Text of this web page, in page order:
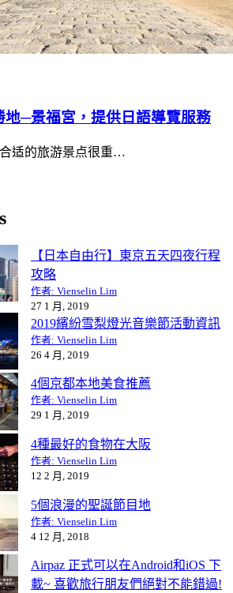
地─景福宮，提供日語導覽服務
适的旅游景点很重…
【日本自由行】東京五天四夜行程
攻略
作者: Vienselin Lim
27 1 月, 2019
2019繽紛雪梨燈光音樂節活動資訊
作者: Vienselin Lim
26 4 月, 2019
4個京都本地美食推薦
作者: Vienselin Lim
29 1 月, 2019
4種最好的食物在大阪
作者: Vienselin Lim
12 2 月, 2019
5個浪漫的聖誕節目地
作者: Vienselin Lim
4 12 月, 2018
Airpaz 正式可以在Android和iOS 下
載~ 喜歡旅行朋友們絕對不能錯過!